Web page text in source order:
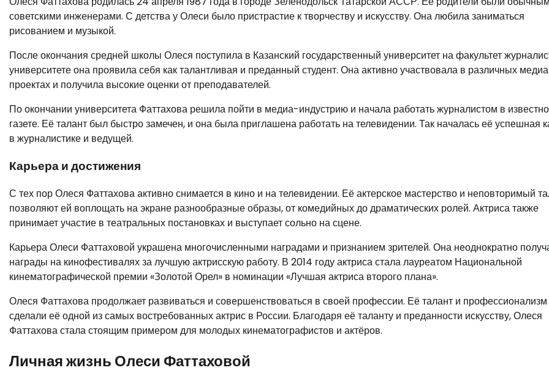
советскими инженерами. С детства у Олеси было пристрастие к творчеству и искусству. Она любила заниматься
рисованием и музыкой.
После окончания средней школы Олеся поступила в Казанский государственный университет на факультет
университете она проявила себя как талантливая и преданный студент. Она активно участвовала в различных
проектах и получила высокие оценки от преподавателей.
По окончании университета Фаттахова решила пойти в медиа-индустрию и начала работать журналистом в
газете. Её талант был быстро замечен, и она была приглашена работать на телевидении. Так началась её успешная
в журналистике и ведущей.
Карьера и достижения
С тех пор Олеся Фаттахова активно снимается в кино и на телевидении. Её актерское мастерство и неповторимый
позволяют ей воплощать на экране разнообразные образы, от комедийных до драматических ролей. Актриса также
принимает участие в театральных постановках и выступает сольно на сцене.
Карьера Олеси Фаттаховой украшена многочисленными наградами и признанием зрителей. Она неоднократно
награды на кинофестивалях за лучшую актрисскую работу. В 2014 году актриса стала лауреатом Национальной
кинематографической премии «Золотой Орел» в номинации «Лучшая актриса второго плана».
Олеся Фаттахова продолжает развиваться и совершенствоваться в своей профессии. Её талант и профессионализм
сделали её одной из самых востребованных актрис в России. Благодаря её таланту и преданности искусству, Олеся
Фаттахова стала стоящим примером для молодых кинематографистов и актёров.
Личная жизнь Олеси Фаттаховой